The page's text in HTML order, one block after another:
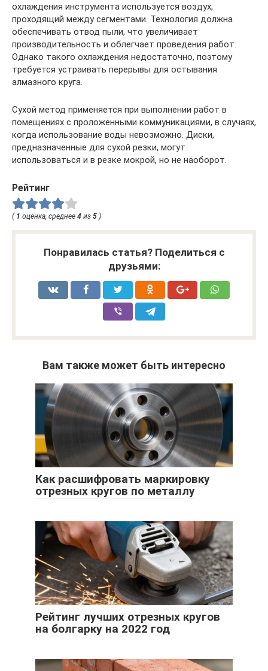
охлаждения инструмента используется воздух,
проходящий между сегментами. Технология должна
обеспечивать отвод пыли, что увеличивает
производительность и облегчает проведения работ.
Однако такого охлаждения недостаточно, поэтому
требуется устраивать перерывы для остывания
алмазного круга.
Сухой метод применяется при выполнении работ в
помещениях с проложенными коммуникациями, в случаях,
когда использование воды невозможно. Диски,
предназначенные для сухой резки, могут
использоваться и в резке мокрой, но не наоборот.
Рейтинг
( 1 оценка, среднее 4 из 5 )
Понравилась статья? Поделиться с
друзьями:
Вам также может быть интересно
Как расшифровать маркировку
отрезных кругов по металлу
Рейтинг лучших отрезных кругов
на болгарку на 2022 год